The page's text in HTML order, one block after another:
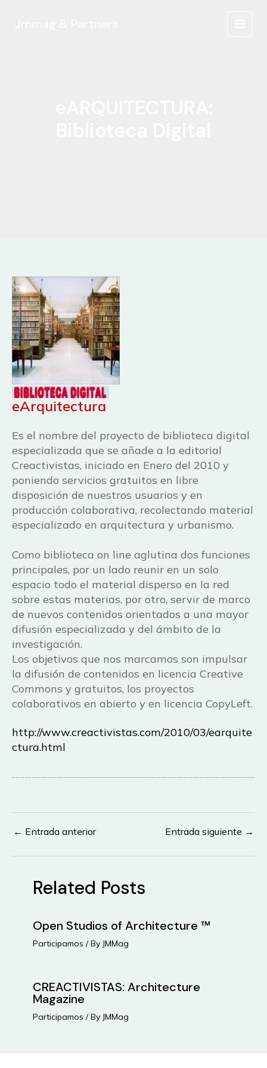
eArquitectura
Es el nombre del proyecto de biblioteca digital
especializada que se añade a la editorial
Creactivistas, iniciado en Enero del 2010 y
poniendo servicios gratuitos en libre
disposición de nuestros usuarios y en
producción colaborativa, recolectando material
especializado en arquitectura y urbanismo.
Como biblioteca on line aglutina dos funciones
principales, por un lado reunir en un solo
espacio todo el material disperso en la red
sobre estas materias, por otro, servir de marco
de nuevos contenidos orientados a una mayor
difusión especializada y del ámbito de la
investigación.
Los objetivos que nos marcamos son impulsar
la difusión de contenidos en licencia Creative
Commons y gratuitos, los proyectos
colaborativos en abierto y en licencia CopyLeft.
http://www.creactivistas.com/2010/03/earquite
ctura.html
……………………………………………………………………………………………………………………….
Navegación
entradas
← Entrada anterior Entrada siguiente →
Related Posts
Open Studios of Architecture ™
Participamos / By JMMag
CREACTIVISTAS: Architecture
Magazine
Participamos / By JMMag